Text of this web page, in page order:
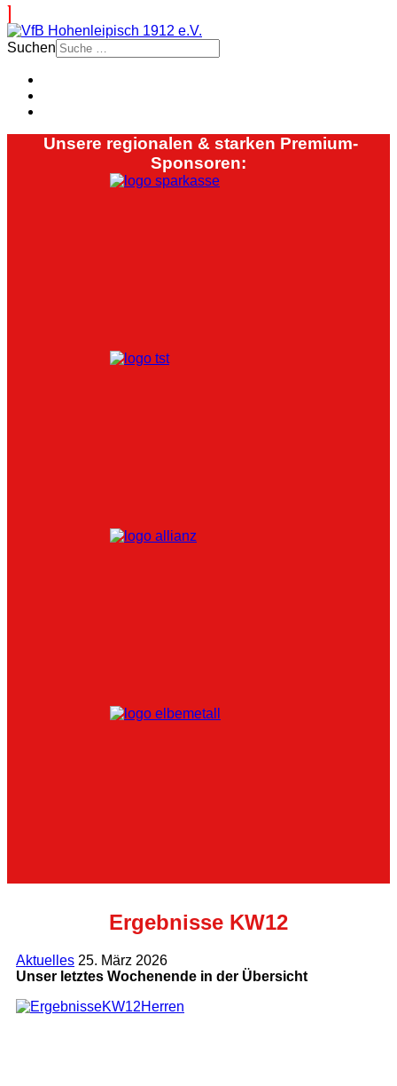
Suchen
Unsere regionalen & starken Premium-
Sponsoren:
Ergebnisse KW12
Aktuelles 25. März 2026
Unser letztes Wochenende in der Übersicht